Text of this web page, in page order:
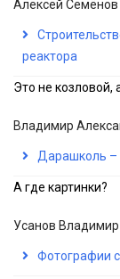
Алексей Семёнов
реактора
Это не козловой,
Владимир
Дарашколь –
А где картинки?
Усанов
Фотографии